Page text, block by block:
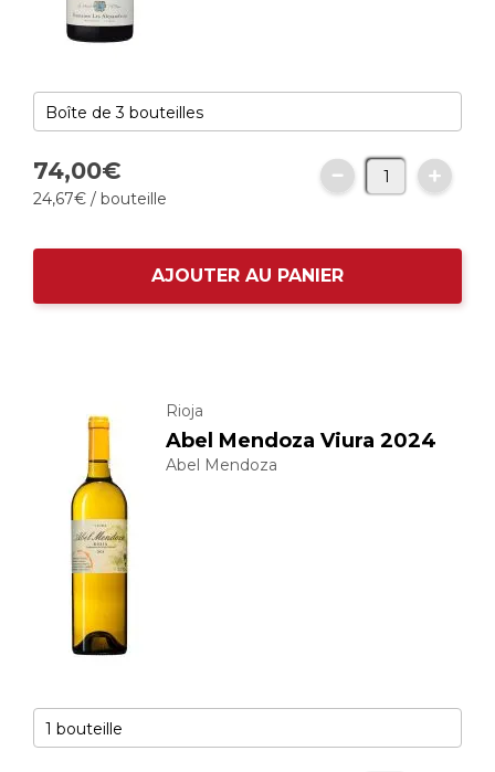
74,00€
24,67€ / bouteille
AJOUTER AU PANIER
Rioja
Abel Mendoza Viura 2024
Abel Mendoza